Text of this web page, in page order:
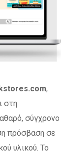
,
στη
σύγχρονο
πρόσβαση σε
υλικού. Το